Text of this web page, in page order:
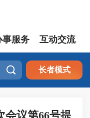
事服务 互动交流
 长者模式
会议第66号提